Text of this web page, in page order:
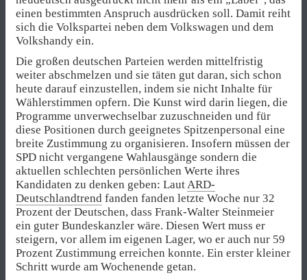
einen bestimmten Anspruch ausdrücken soll. Damit reiht
sich die Volkspartei neben dem Volkswagen und dem
Volkshandy ein.
Die großen deutschen Parteien werden mittelfristig
weiter abschmelzen und sie täten gut daran, sich schon
heute darauf einzustellen, indem sie nicht Inhalte für
Wählerstimmen opfern. Die Kunst wird darin liegen, die
Programme unverwechselbar zuzuschneiden und für
diese Positionen durch geeignetes Spitzenpersonal eine
breite Zustimmung zu organisieren. Insofern müssen der
SPD nicht vergangene Wahlausgänge sondern die
aktuellen schlechten persönlichen Werte ihres
Kandidaten zu denken geben: LautARD-
Deutschlandtrend fanden fanden letzte Woche nur 32
Prozent der Deutschen, dass Frank-Walter Steinmeier
ein guter Bundeskanzler wäre. Diesen Wert muss er
steigern, vor allem im eigenen Lager, wo er auch nur 59
Prozent Zustimmung erreichen konnte. Ein erster kleiner
Schritt wurde am Wochenende getan.